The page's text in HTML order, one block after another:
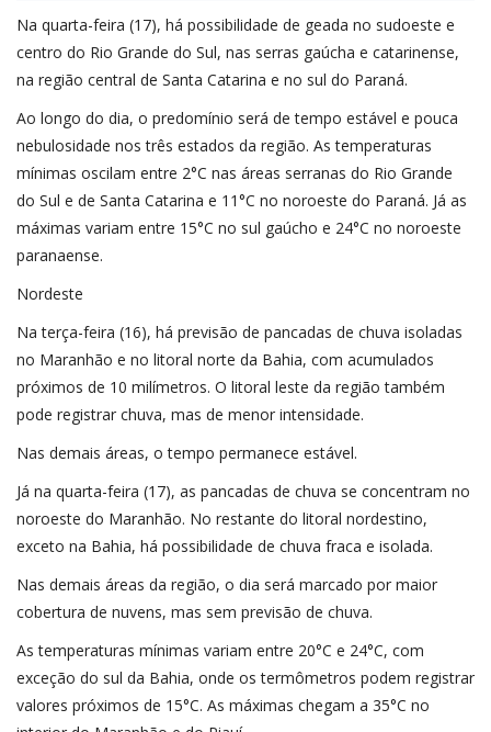
Na quarta-feira (17), há possibilidade de geada no sudoeste e
centro do Rio Grande do Sul, nas serras gaúcha e catarinense,
na região central de Santa Catarina e no sul do Paraná.
Ao longo do dia, o predomínio será de tempo estável e pouca
nebulosidade nos três estados da região. As temperaturas
mínimas oscilam entre 2°C nas áreas serranas do Rio Grande
do Sul e de Santa Catarina e 11°C no noroeste do Paraná. Já as
máximas variam entre 15°C no sul gaúcho e 24°C no noroeste
paranaense.
Nordeste
Na terça-feira (16), há previsão de pancadas de chuva isoladas
no Maranhão e no litoral norte da Bahia, com acumulados
próximos de 10 milímetros. O litoral leste da região também
pode registrar chuva, mas de menor intensidade.
Nas demais áreas, o tempo permanece estável.
Já na quarta-feira (17), as pancadas de chuva se concentram no
noroeste do Maranhão. No restante do litoral nordestino,
exceto na Bahia, há possibilidade de chuva fraca e isolada.
Nas demais áreas da região, o dia será marcado por maior
cobertura de nuvens, mas sem previsão de chuva.
As temperaturas mínimas variam entre 20°C e 24°C, com
exceção do sul da Bahia, onde os termômetros podem registrar
valores próximos de 15°C. As máximas chegam a 35°C no